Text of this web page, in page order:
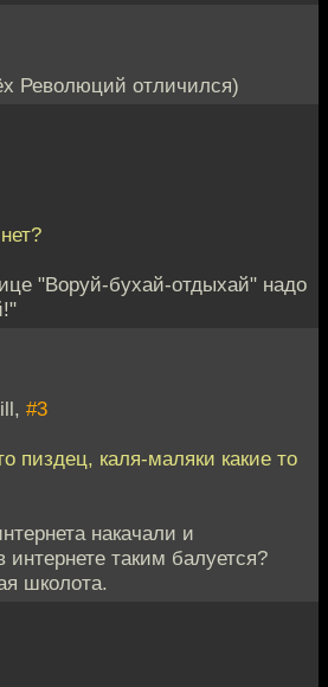
Революций отличился)
"Воруй-бухай-отдыхай" надо
#3
пиздец, каля-маляки какие то
накачали и
интернете таким балуется?
школота.